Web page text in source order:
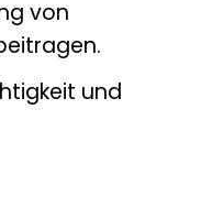
von
und